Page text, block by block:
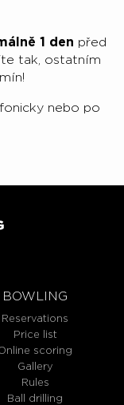
1 den před
tak, ostatním
nebo po
BOWLING
Reservations
Price list
scoring
Gallery
Rules
Ball drilling